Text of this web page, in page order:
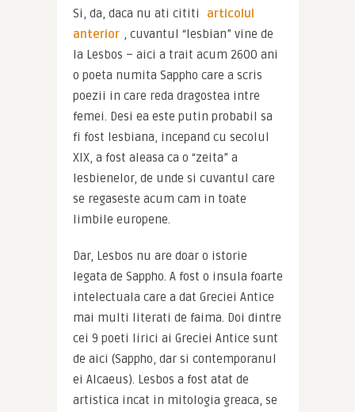
Si, da, daca nu ati cititi
articolul
anterior , cuvantul “lesbian” vine de
la Lesbos – aici a trait acum 2600 ani
o poeta numita Sappho care a scris
poezii in care reda dragostea intre
femei. Desi ea este putin probabil sa
fi fost lesbiana, incepand cu secolul
XIX, a fost aleasa ca o “zeita” a
lesbienelor, de unde si cuvantul care
se regaseste acum cam in toate
limbile europene.
Dar, Lesbos nu are doar o istorie
legata de Sappho. A fost o insula foarte
intelectuala care a dat Greciei Antice
mai multi literati de faima. Doi dintre
cei 9 poeti lirici ai Greciei Antice sunt
de aici (Sappho, dar si contemporanul
ei Alcaeus). Lesbos a fost atat de
artistica incat in mitologia greaca, se